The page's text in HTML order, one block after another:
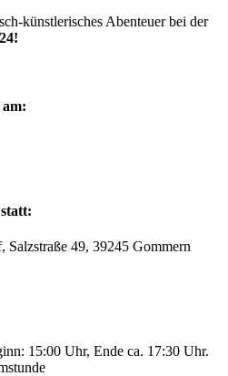
künstlerisches Abenteuer bei der
Salzstraße 49, 39245 Gommern
15:00 Uhr, Ende ca. 17:30 Uhr.